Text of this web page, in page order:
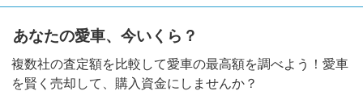
あなたの愛車、今いくら？
複数社の査定額を比較して愛車の最高額を調べよう！愛車
を賢く売却して、購入資金にしませんか？